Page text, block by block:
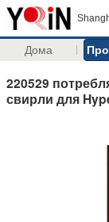
Дома
220529
свирли для